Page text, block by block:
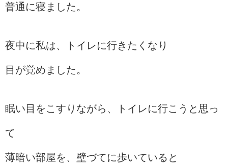
普通に寝ました。
夜中に私は、トイレに行きたくなり
目が覚めました。
眠い目をこすりながら、トイレに行こうと思っ
て
薄暗い部屋を、壁づてに歩いていると